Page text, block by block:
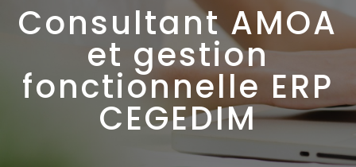
Consultant AMOA
et gestion
fonctionnelle ERP
CEGEDIM